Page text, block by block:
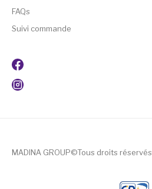
FAQs
Suivi commande
MADINA GROUP©Tous droits réservés